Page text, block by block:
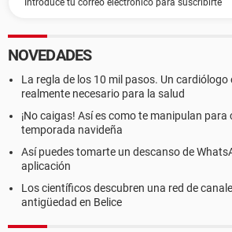
NOVEDADES
La regla de los 10 mil pasos. Un cardiólogo
realmente necesario para la salud
¡No caigas! Así es como te manipulan para
temporada navideña
Así puedes tomarte un descanso de
aplicación
Los científicos descubren una red de
antigüedad en Belice